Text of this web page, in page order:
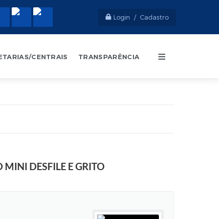
Login / Cadastro
CENTRAIS TRANSPARÊNCIA
DESFILE E GRITO